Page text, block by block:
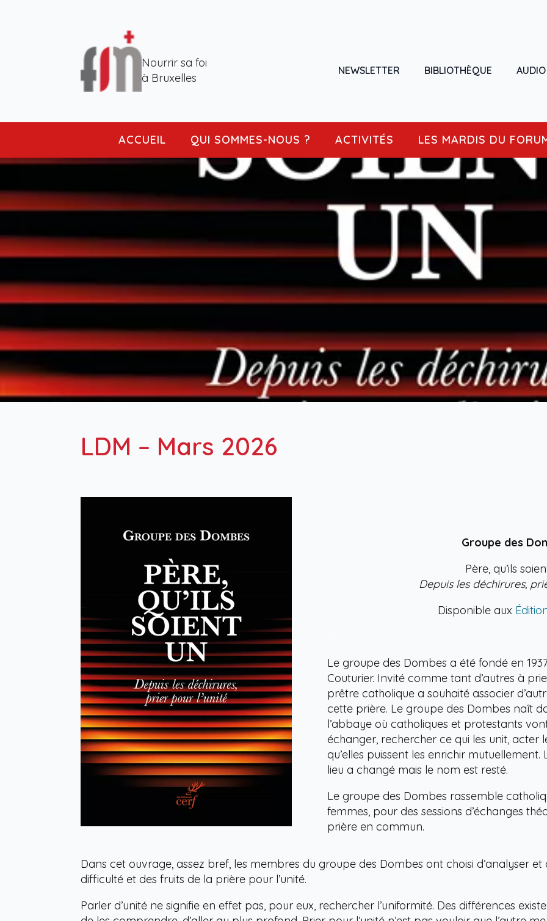
Nourrir sa foi
à Bruxelles
NEWSLETTER BIBLIOTHÈQUE AUDIO
ACCUEIL QUI SOMMES-NOUS ? ACTIVITÉS LES MARDIS DU
LDM – Mars 2026
Groupe des
Père, qu’ils
Depuis les déchirures,
Disponible aux
Le groupe des Dombes a été fondé en
Couturier. Invité comme tant d’autres à
prêtre catholique a souhaité associer
cette prière. Le groupe des Dombes naît
l’abbaye où catholiques et protestants
échanger, rechercher ce qui les unit, acter
qu’elles puissent les enrichir
lieu a changé mais le nom est resté.
Le groupe des Dombes rassemble
femmes, pour des sessions d’échanges
prière en commun.
Dans cet ouvrage, assez bref, les membres du groupe des Dombes ont choisi d’analyser
difficulté et des fruits de la prière pour l’unité.
Parler d’unité ne signifie en effet pas, pour eux, rechercher l’uniformité. Des différences